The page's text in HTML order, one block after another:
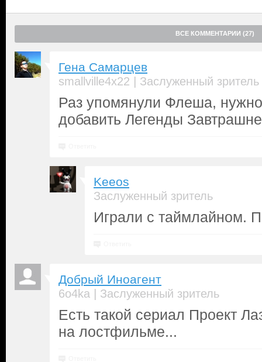
ВСЕ КОММЕНТАРИИ (27)
Гена Самарцев
smallville4x22 | Заслуженный зритель
Раз упомянули Флеша,
добавить Легенды
Keeos
Заслуженный зритель
Играли с таймлайном.
Добрый Иноагент
6o4ka | Заслуженный зритель
Есть такой сериал Проект
на лостфильме...